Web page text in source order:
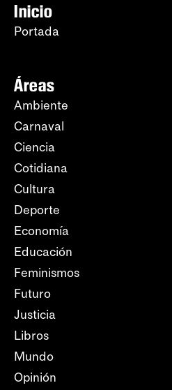
Inicio
Portada
Áreas
Ambiente
Carnaval
Ciencia
Cotidiana
Cultura
Deporte
Economía
Educación
Feminismos
Futuro
Justicia
Libros
Mundo
Opinión